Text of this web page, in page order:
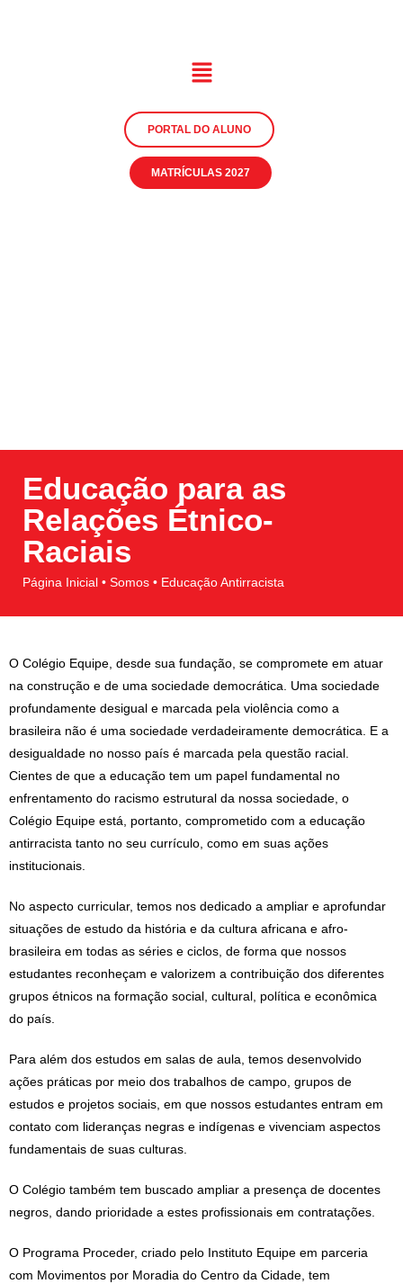
PORTAL DO ALUNO
MATRÍCULAS 2027
Educação para as
Relações Étnico-
Raciais
Página Inicial • Somos • Educação Antirracista
O Colégio Equipe, desde sua fundação, se compromete em atuar
na construção e de uma sociedade democrática. Uma sociedade
profundamente desigual e marcada pela violência como a
brasileira não é uma sociedade verdadeiramente democrática. E a
desigualdade no nosso país é marcada pela questão racial.
Cientes de que a educação tem um papel fundamental no
enfrentamento do racismo estrutural da nossa sociedade, o
Colégio Equipe está, portanto, comprometido com a educação
antirracista tanto no seu currículo, como em suas ações
institucionais.
No aspecto curricular, temos nos dedicado a ampliar e aprofundar
situações de estudo da história e da cultura africana e afro-
brasileira em todas as séries e ciclos, de forma que nossos
estudantes reconheçam e valorizem a contribuição dos diferentes
grupos étnicos na formação social, cultural, política e econômica
do país.
Para além dos estudos em salas de aula, temos desenvolvido
ações práticas por meio dos trabalhos de campo, grupos de
estudos e projetos sociais, em que nossos estudantes entram em
contato com lideranças negras e indígenas e vivenciam aspectos
fundamentais de suas culturas.
O Colégio também tem buscado ampliar a presença de docentes
negros, dando prioridade a estes profissionais em contratações.
O Programa Proceder, criado pelo Instituto Equipe em parceria
com Movimentos por Moradia do Centro da Cidade, tem